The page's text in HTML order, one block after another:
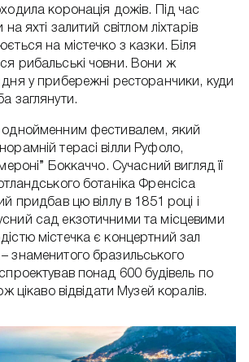
коронація дожів. Під час
на яхті залитий світлом ліхтарів
на містечко з казки. Біля
рибальські човни. Вони ж
дня у прибережні ресторанчики, куди
заглянути.
однойменним фестивалем, який
терасі вілли Руфоло,
Боккаччо. Сучасний вигляд її
ботаніка Френсіса
придбав цю віллу в 1851 році і
сад екзотичними та місцевими
містечка є концертний зал
знаменитого бразильського
понад 600 будівель по
цікаво відвідати Музей коралів.